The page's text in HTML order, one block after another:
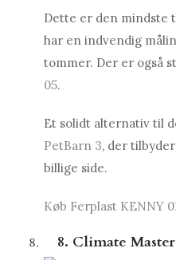
Dette er den mindste
har en indvendig
tommer. Der er også
05.
Et solidt alternativ til
PetBarn 3, der
billige side.
Køb Ferplast KENNY
8. Climate